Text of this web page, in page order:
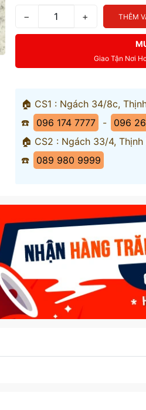
− + THÊM
Giao Tận Nơi
🏠 CS1 : Ngách 34/8c,
☎️
096 174 7777 -
096
🏠 CS2 : Ngách 33/4, Thịnh
☎️
089 980 9999